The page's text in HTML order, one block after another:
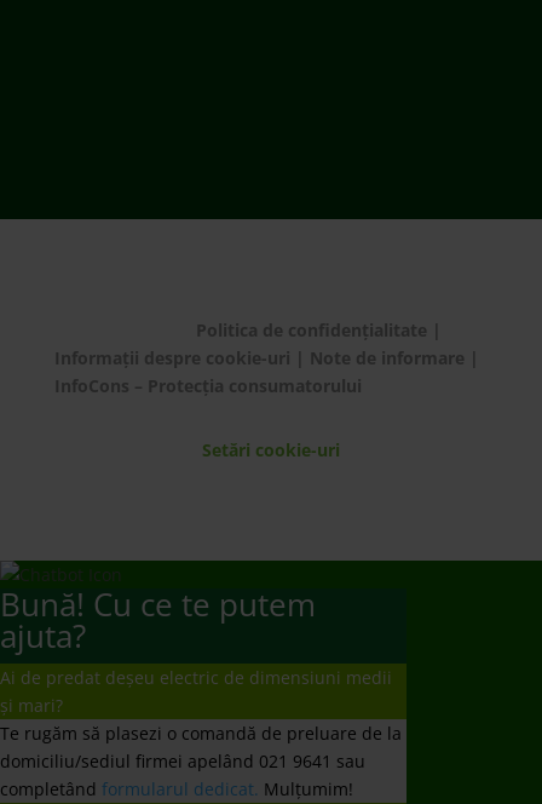
Politica de confidențialitate
Informații despre cookie-uri
Note de informare
InfoCons – Protecția consumatorului
Setări cookie-uri
Bună! Cu ce te putem
ajuta?
Ai de predat deșeu electric de dimensiuni medii
și mari?
Te rugăm să plasezi o comandă de preluare de la
domiciliu/sediul firmei apelând 021 9641 sau
completând formularul dedicat. Mulțumim!